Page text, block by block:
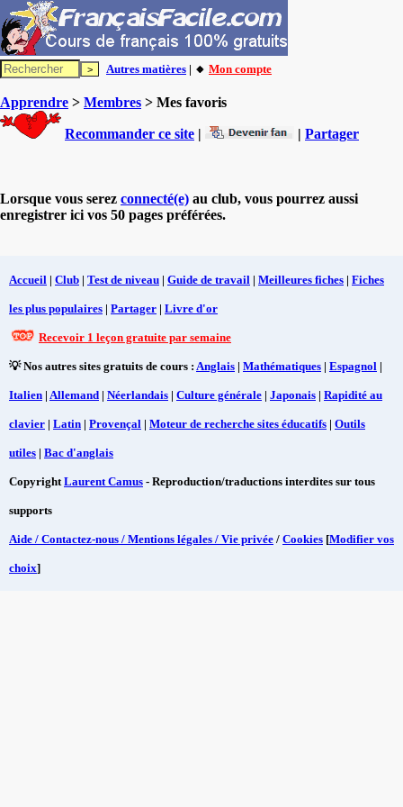
Autres matières | 🔸 Mon compte
Apprendre > Membres > Mes favoris
Recommander ce site | | Partager
Lorsque vous serez connecté(e) au club, vous pourrez aussi
enregistrer ici vos 50 pages préférées.
Accueil | Club | Test de niveau | Guide de travail | Meilleures fiches | Fiches
les plus populaires | Partager | Livre d'or
Recevoir 1 leçon gratuite par semaine
💡 Nos autres sites gratuits de cours : Anglais | Mathématiques | Espagnol |
Italien | Allemand | Néerlandais | Culture générale | Japonais | Rapidité au
clavier | Latin | Provençal | Moteur de recherche sites éducatifs | Outils
utiles | Bac d'anglais
CopyrightLaurent Camus - Reproduction/traductions interdites sur tous
supports
Aide / Contactez-nous / Mentions légales / Vie privée / Cookies [Modifier vos
choix]